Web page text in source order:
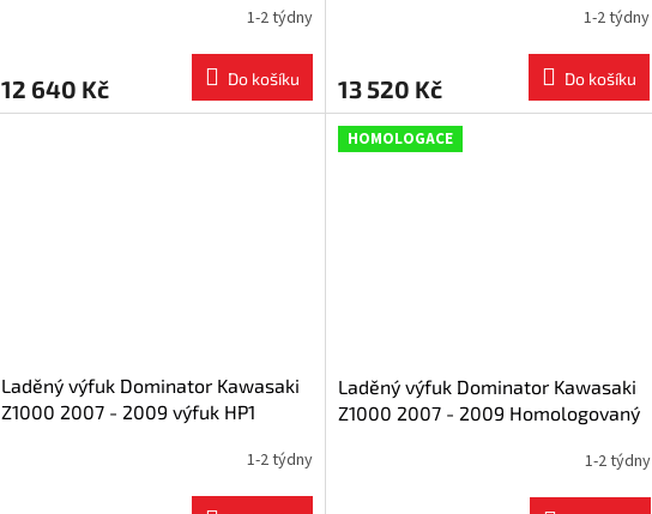
1-2 týdny
12 640 Kč Do košíku
1-2 týdny
13 520 Kč Do košíku
Laděný výfuk Dominator Kawasaki
Z1000 2007 - 2009 výfuk HP1
1-2 týdny
HOMOLOGACE
Laděný výfuk Dominator Kawasaki
Z1000 2007 - 2009 Homologovaný
1-2 týdny